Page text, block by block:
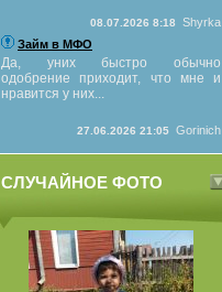
08.07.2026 8:18
Shyrka
Займ в МФО
Да, уних быстро обычно
одобрение приходит, что мне и
нравится у них...
27.06.2026 21:05 Gorinich
СЛУЧАЙНОЕ ФОТО